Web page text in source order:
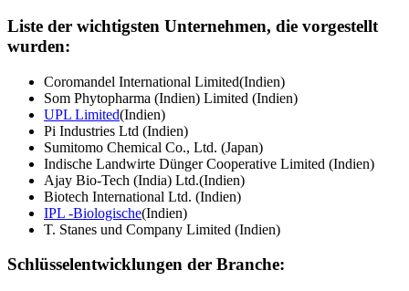
Liste der wichtigsten Unternehmen, die vorgestellt
wurden:
Coromandel International Limited(Indien)
Som Phytopharma (Indien) Limited (Indien)
UPL Limited(Indien)
Pi Industries Ltd (Indien)
Sumitomo Chemical Co., Ltd. (Japan)
Indische Landwirte Dünger Cooperative Limited (Indien)
Ajay Bio-Tech (India) Ltd.(Indien)
Biotech International Ltd. (Indien)
IPL -Biologische(Indien)
T. Stanes und Company Limited (Indien)
Schlüsselentwicklungen der Branche: